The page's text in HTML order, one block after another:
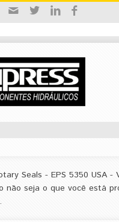
Seals - EPS 5350 USA -
não seja o que você está